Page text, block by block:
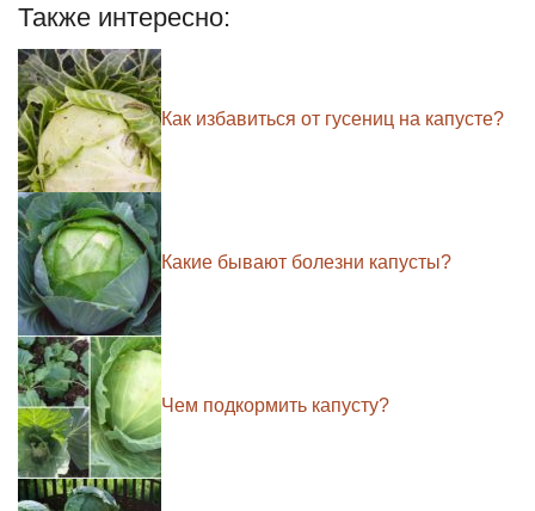
Также интересно:
Как избавиться от гусениц на капусте?
Какие бывают болезни капусты?
Чем подкормить капусту?